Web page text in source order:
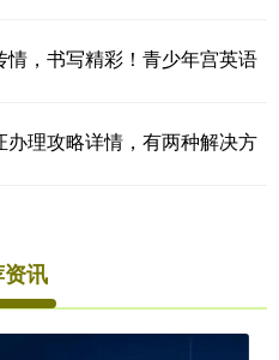
，书写精彩！青少年宫英语
理攻略详情，有两种解决方
讯